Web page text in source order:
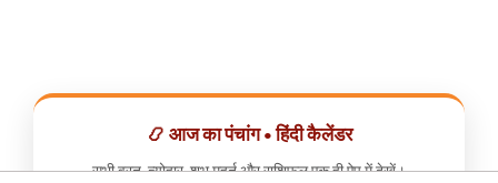
📿 आज का पंचांग • हिंदी कैलेंडर
सभी व्रत, त्योहार, शुभ मुहूर्त और राशिफल एक ही ऐप में देखें।